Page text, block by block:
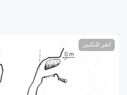
انقر للتكبير